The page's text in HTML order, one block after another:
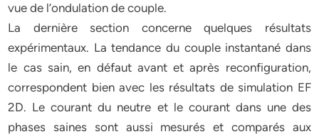
vue de l’ondulation de couple.
La dernière section concerne quelques résultats
expérimentaux. La tendance du couple instantané dans
le cas sain, en défaut avant et après reconfiguration,
correspondent bien avec les résultats de simulation EF
2D. Le courant du neutre et le courant dans une des
phases saines sont aussi mesurés et comparés aux